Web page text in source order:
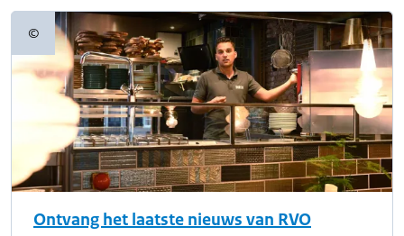
©Copyrightinformatie
Ontvang het laatste nieuws van RVO